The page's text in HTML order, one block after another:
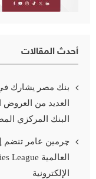
أحدث المقالات
بنك مصر يشارك في
العديد من
البنك المركزي
الإلكترونية